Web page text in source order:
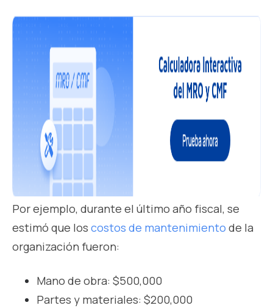
Por ejemplo, durante el último año fiscal, se
estimó que los costos de mantenimiento de la
organización fueron:
Mano de obra: $500,000
Partes y materiales: $200,000